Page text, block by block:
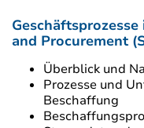
and Procurement
Überblick und
Prozesse und
Beschaffung